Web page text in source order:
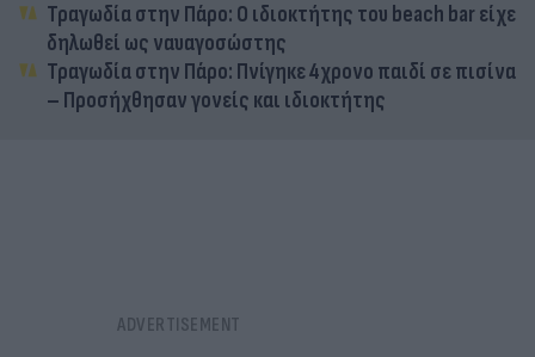
Τραγωδία στην Πάρο: Ο ιδιοκτήτης του beach bar είχε
δηλωθεί ως ναυαγοσώστης
Τραγωδία στην Πάρο: Πνίγηκε 4χρονο παιδί σε πισίνα
– Προσήχθησαν γονείς και ιδιοκτήτης